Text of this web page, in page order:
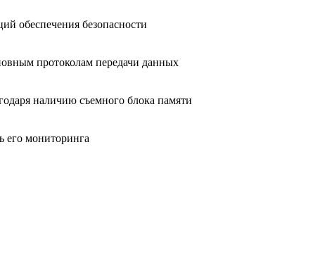
обеспечения безопасности
протоколам передачи данных
наличию съемного блока памяти
его мониторинга